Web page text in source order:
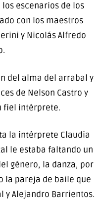
escenarios de los
con los maestros
y Nicolás Alfredo
del alma del arrabal y
de Nelson Castro y
fiel intérprete.
la intérprete Claudia
le estaba faltando un
género, la danza, por
la pareja de baile que
y Alejandro Barrientos.